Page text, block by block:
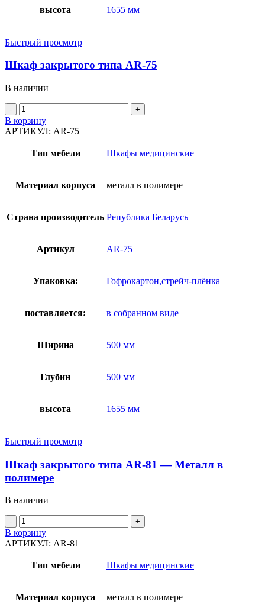
высота 1655 мм
Быстрый просмотр
Шкаф закрытого типа AR-75
В наличии
Количество
товара
Шкаф
типа
В корзину
АРТИКУЛ: AR-75
Тип мебели Шкафы медицинские
Материал корпуса металл в полимере
Страна производитель Република Беларусь
Артикул AR-75
Упаковка: Гофрокартон,стрейч-плёнка
поставляется: в собранном виде
Ширина 500 мм
Глубин 500 мм
высота 1655 мм
Быстрый просмотр
Шкаф закрытого типа AR-81 — Металл в
полимере
В наличии
Количество
товара
Шкаф
типа
-
Металл
В корзину
АРТИКУЛ: AR-81
Тип мебели Шкафы медицинские
Материал корпуса металл в полимере